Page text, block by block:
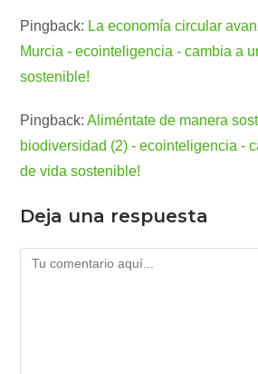
Pingback: La economía circular
Murcia - ecointeligencia - cambia a
sostenible!
Pingback:Aliméntate de manera
biodiversidad (2) - ecointeligencia -
de vida sostenible!
Deja una respuesta
Comentario